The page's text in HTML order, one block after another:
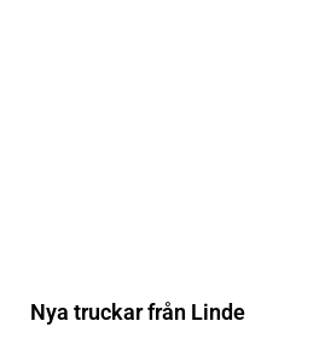
Nya truckar från Linde